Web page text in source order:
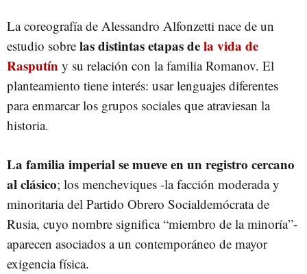
La coreografía de Alessandro Alfonzetti nace de un
estudio sobre las distintas etapas dela vida de
Rasputín y su relación con la familia Romanov. El
planteamiento tiene interés: usar lenguajes diferentes
para enmarcar los grupos sociales que atraviesan la
historia.
La familia imperial se mueve en un registro cercano
al clásico; los mencheviques -la facción moderada y
minoritaria del Partido Obrero Socialdemócrata de
Rusia, cuyo nombre significa “miembro de la minoría”-
aparecen asociados a un contemporáneo de mayor
exigencia física.